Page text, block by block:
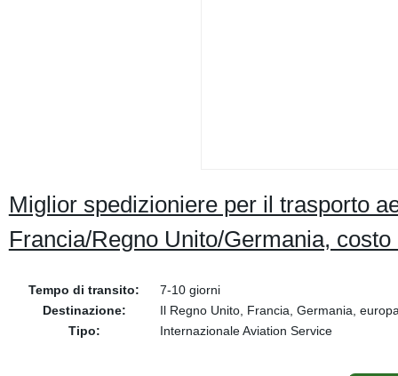
Miglior spedizioniere per il trasporto
Francia/Regno Unito/Germania,
Tempo di transito:
7-10 giorni
Destinazione:
Il Regno Unito, Francia, Germania,
Tipo:
Internazionale Aviation Service